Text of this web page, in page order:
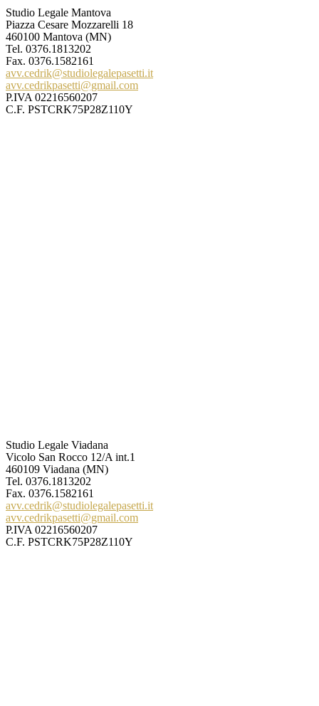
Studio Legale Mantova
Piazza Cesare Mozzarelli 18
460100 Mantova (MN)
Tel. 0376.1813202
Fax. 0376.1582161
avv.cedrik@studiolegalepasetti.it
avv.cedrikpasetti@gmail.com
P.IVA 02216560207
C.F. PSTCRK75P28Z110Y
Studio Legale Viadana
Vicolo San Rocco 12/A int.1
460109 Viadana (MN)
Tel. 0376.1813202
Fax. 0376.1582161
avv.cedrik@studiolegalepasetti.it
avv.cedrikpasetti@gmail.com
P.IVA 02216560207
C.F. PSTCRK75P28Z110Y